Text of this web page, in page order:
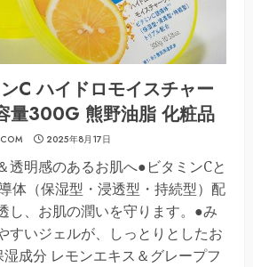
C ハイドロモイスチャー
量300G 熊野油脂 化粧品
2025年8月17日
透明感のあるお肌へ●ビタミンCと
体（保湿型・浸透型・持続型）配
し、お肌の潤いを守ります。●み
すいジェルが、しっとりとしたお
成分 レモンエキス＆グレープフ